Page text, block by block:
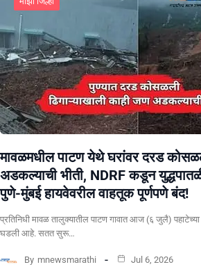
मावळमधील पाटण येथे घरांवर दरड
अडकल्याची भीती, NDRF कडून
पुणे-मुंबई हायवेवरील वाहतूक पूर्णपणे बंद!
​प्रतिनिधी मावळ तालुक्यातील पाटण गावात आज (६ जुलै)
घडली आहे. सतत सुरू…
By mnewsmarathi Jul 6, 2026